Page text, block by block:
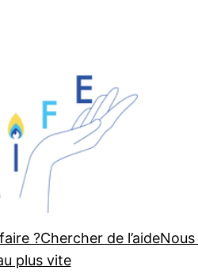
?Chercher de l’aide
plus vite